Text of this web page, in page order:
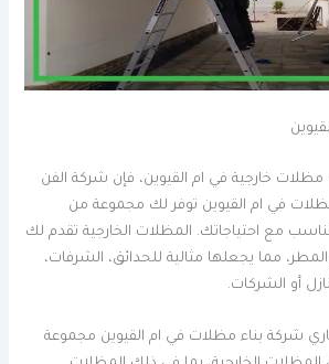
خارجية في ام القيوين، فإن شركة الفن
في ام القيوين توفر لك مجموعة من
مع احتياجاتك. المظلات الخارجية تقدم لك
مما يجعلها مثالية للحدائق، الشرفات،
أو الشركات.
شركة بناء مظلات في ام القيوين مجموعة